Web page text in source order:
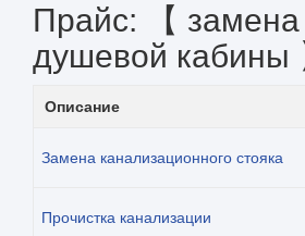
Прайс: 【 замена
душевой кабины
Описание
Замена канализационного стояка
Прочистка канализации